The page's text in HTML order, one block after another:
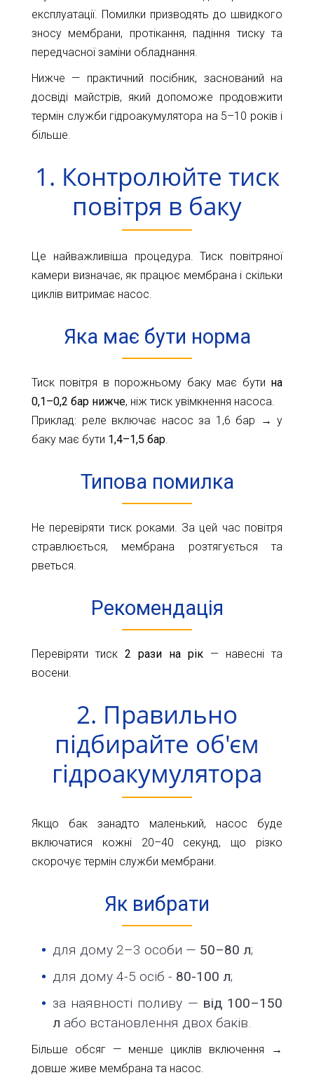
Карта
глибин
Новини
Статті
Відгуки
Контакти
Пт.
Сб.
м.Київ
вул.
Велика
Окружна,
4
гіпермаркету
Ашан)
+38044-
02-
+38098-
856-
info@1kbk.com.ua
експлуатації. Помилки призводять до швидкого
зносу мембрани, протікання, падіння тиску та
передчасної заміни обладнання.
Нижче — практичний посібник, заснований на
досвіді майстрів, який допоможе продовжити
термін служби гідроакумулятора на 5–10 років і
більше.
1. Контролюйте тиск
повітря в баку
Це найважливіша процедура. Тиск повітряної
камери визначає, як працює мембрана і скільки
циклів витримає насос.
Яка має бути норма
Тиск повітря в порожньому баку має бути на
0,1–0,2 бар нижче, ніж тиск увімкнення насоса.
Приклад: реле включає насос за 1,6 бар → у
баку має бути 1,4–1,5 бар.
Типова помилка
Не перевіряти тиск роками. За цей час повітря
стравлюється, мембрана розтягується та
рветься.
Рекомендація
Перевіряти тиск 2 рази на рік — навесні та
восени.
2. Правильно
підбирайте об'єм
гідроакумулятора
Якщо бак занадто маленький, насос буде
включатися кожні 20–40 секунд, що різко
скорочує термін служби мембрани.
Як вибрати
для дому 2–3 особи — 50–80 л;
для дому 4-5 осіб - 80-100 л;
за наявності поливу — від 100–150
л або встановлення двох баків.
Більше обсяг — менше циклів включення →
довше живе мембрана та насос.